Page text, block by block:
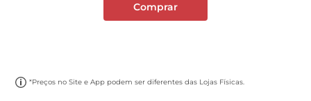
Comprar
*Preços no Site e App podem ser diferentes das Lojas Físicas.